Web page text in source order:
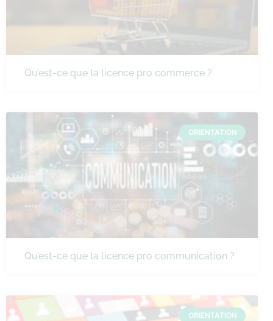
Qu’est-ce que la licence pro commerce ?
ORIENTATION
Qu’est-ce que la licence pro communication ?
ORIENTATION